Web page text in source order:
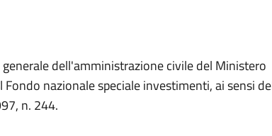
dell'amministrazione civile del Ministero
nazionale speciale investimenti, ai sensi
n. 244.